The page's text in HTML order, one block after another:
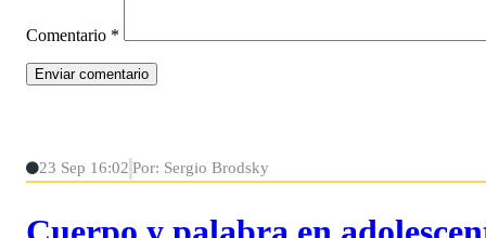
Comentario *
23 Sep 16:02 Por: Sergio Brodsky